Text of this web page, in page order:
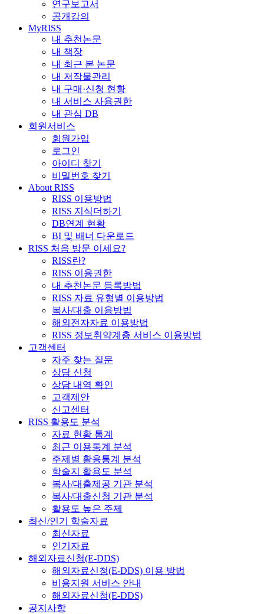
연구보고서
공개강의
MyRISS
내 추천논문
내 책장
내 최근 본 논문
내 저작물관리
내 구매·신청 현황
내 서비스 사용권한
내 관심 DB
회원서비스
회원가입
로그인
아이디 찾기
비밀번호 찾기
About RISS
RISS 이용방법
RISS 지식더하기
DB연계 현황
BI 및 배너 다운로드
RISS 처음 방문 이세요?
RISS란?
RISS 이용권한
내 추천논문 등록방법
RISS 자료 유형별 이용방법
복사/대출 이용방법
해외전자자료 이용방법
RISS 정보취약계층 서비스 이용방법
고객센터
자주 찾는 질문
상담 신청
상담 내역 확인
고객제안
신고센터
RISS 활용도 분석
자료 현황 통계
최근 이용통계 분석
주제별 활용통계 분석
학술지 활용도 분석
복사/대출제공 기관 분석
복사/대출신청 기관 분석
활용도 높은 주제
최신/인기 학술자료
최신자료
인기자료
해외자료신청(E-DDS)
해외자료신청(E-DDS) 이용 방법
비용지원 서비스 안내
해외자료신청(E-DDS)
공지사항